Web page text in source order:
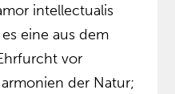
intellectualis
eine aus dem
vor
der Natur;